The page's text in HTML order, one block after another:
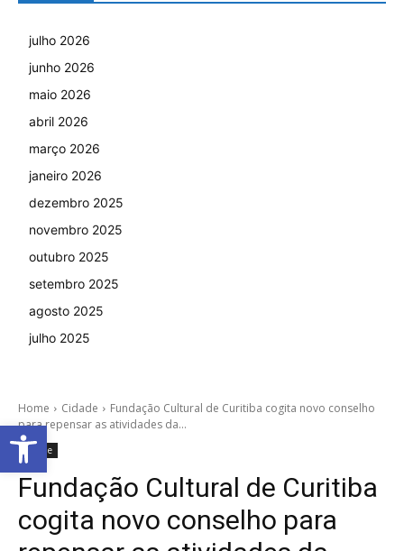
julho 2026
junho 2026
maio 2026
abril 2026
março 2026
janeiro 2026
dezembro 2025
novembro 2025
outubro 2025
setembro 2025
agosto 2025
julho 2025